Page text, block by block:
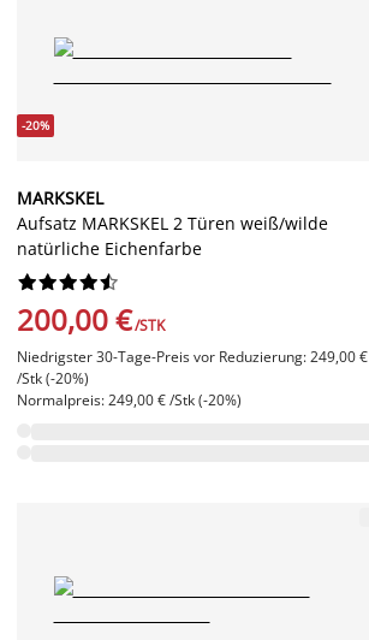
-20%
MARKSKEL
Aufsatz MARKSKEL 2 Türen weiß/wilde
natürliche Eichenfarbe






200,00 €/STK
Niedrigster 30-Tage-Preis vor Reduzierung: 249,00 €
/Stk (-20%)
Normalpreis: 249,00 € /Stk (-20%)